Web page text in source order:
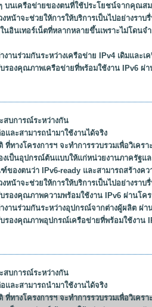
บนเครือข่ายของตนที่ใช้ประโยชน์จากคุณ
น้าจะช่วยให้การให้บริการเป็นไปอย่างราบ
อินเทอร์เน็ตที่หลากหลายขึ้นเพราะไม่โดน
านร่วมกันระหว่างเครือข่าย IPv4 เดิมและ
รองคุณภาพเครือข่ายที่พร้อมใช้งาน IPv6 ผ่
สบการณ์ระหว่างกัน
และสามารถนำมาใช้งานได้จริง
างโครงการฯ จะทำการรวบรวมเพื่อวิเคร
เป็นอุปกรณ์ต้นแบบให้แก่หน่วยงานภาครัฐแ
องตนว่า IPv6-ready และสามารถสร้างค
น้าจะช่วยให้การให้บริการเป็นไปอย่างราบ
รองคุณภาพความพร้อมใช้งาน IPv6 ผ่านโคร
งานร่วมกันระหว่างอุปกรณ์จากต่างผู้ผลิต ผ่
รองคุณภาพอุปกรณ์เครือข่ายที่พร้อมใช้งาน
สบการณ์ระหว่างกัน
และสามารถนำมาใช้งานได้จริง
างโครงการฯ จะทำการรวบรวมเพื่อวิเคร